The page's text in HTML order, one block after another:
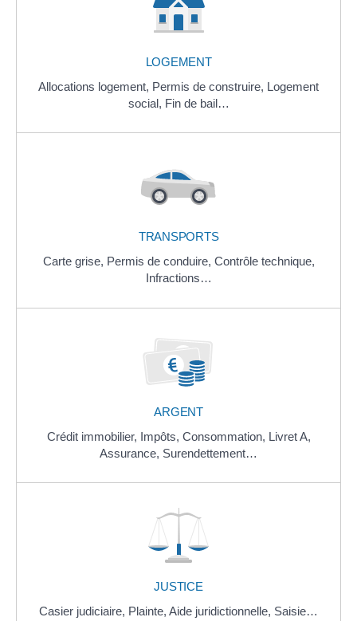
LOGEMENT
Allocations logement, Permis de construire, Logement
social, Fin de bail…
TRANSPORTS
Carte grise, Permis de conduire, Contrôle technique,
Infractions…
ARGENT
Crédit immobilier, Impôts, Consommation, Livret A,
Assurance, Surendettement…
JUSTICE
Casier judiciaire, Plainte, Aide juridictionnelle, Saisie…